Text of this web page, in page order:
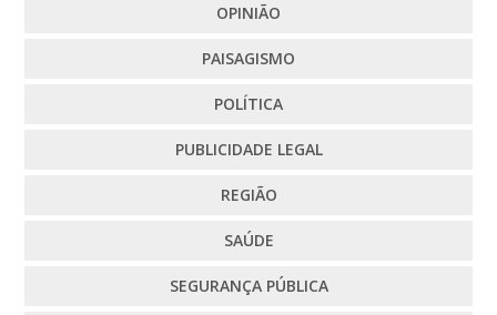
OPINIÃO
PAISAGISMO
POLÍTICA
PUBLICIDADE LEGAL
REGIÃO
SAÚDE
SEGURANÇA PÚBLICA